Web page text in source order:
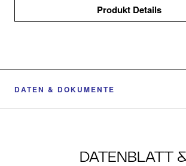
Produkt Details
DATEN & DOKUMENTE
DATENBLATT